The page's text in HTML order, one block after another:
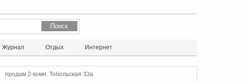
Журнал Отдых Интернет
продам 2-комн. Тобольская 33а